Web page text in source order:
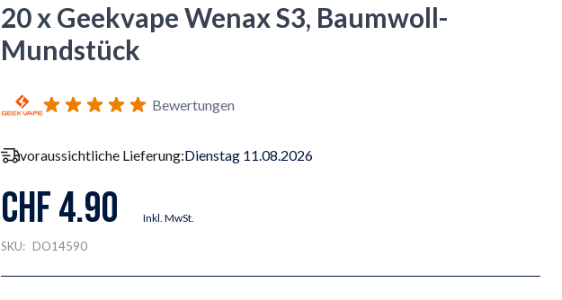
20 x Geekvape Wenax S3, Baumwoll-
Mundstück
Bewertungen
voraussichtliche Lieferung:Dienstag 11.08.2026
CHF 4.90 Inkl. MwSt.
SKU: DO14590